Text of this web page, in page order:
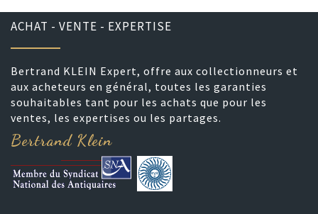
ACHAT - VENTE - EXPERTISE
Bertrand KLEIN Expert, offre aux collectionneurs et
aux acheteurs en général, toutes les garanties
souhaitables tant pour les achats que pour les
ventes, les expertises ou les partages.
Bertrand Klein